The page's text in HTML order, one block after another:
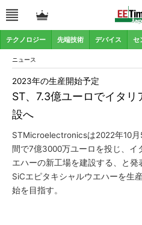
テクノロジー 先端技術 デバイス セ
ニュース
ST、7.3億ユーロでイタ
設へ
2023年の生産開始予定
STMicroelectronicsは2022年10
間で7億3000万ユーロを投じ、イ
エハーの新工場を建設する、と
SiCエピタキシャルウエハーを生
始を目指す。